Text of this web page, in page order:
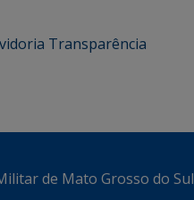
Transparência
de Mato Grosso do Sul